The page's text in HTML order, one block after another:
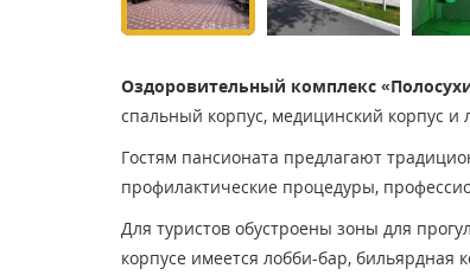
Оздоровительный комплекс
спальный корпус, медицинский корпус и
Гостям пансионата предлагают
профилактические процедуры,
Для туристов обустроены зоны для
корпусе имеется лобби-бар,